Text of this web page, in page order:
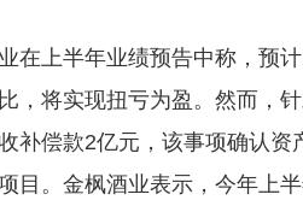
在上半年业绩预告中称，预
，将实现扭亏为盈。然而，
补偿款2亿元，该事项确认
目。金枫酒业表示，今年上